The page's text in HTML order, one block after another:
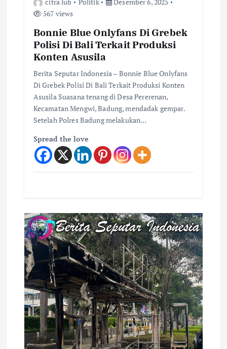
567 views
Bonnie Blue Onlyfans Di Grebek
Polisi Di Bali Terkait Produksi
Konten Asusila
Berita Seputar Indonesia – Bonnie Blue Onlyfans
Di Grebek Polisi Di Bali Terkait Produksi Konten
Asusila Suasana tenang di Desa Pererenan,
Kecamatan Mengwi, Badung, mendadak gempar.
Setelah Polres Badung melakukan…
Spread the love